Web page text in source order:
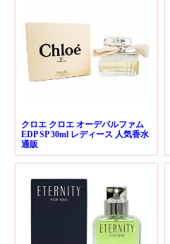
クロエ クロエ オーデパルファム
EDP SP 30ml レディース 人気香水
通販